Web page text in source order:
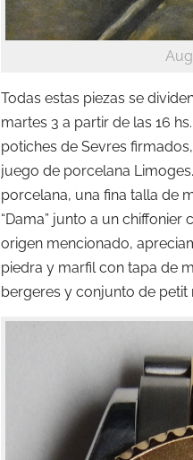
Todas estas piezas se
martes 3 a partir de las 16
potiches de Sevres
juego de porcelana
porcelana, una fina talla de
“Dama” junto a un
origen mencionado,
piedra y marfil con tapa de
bergeres y conjunto de petit